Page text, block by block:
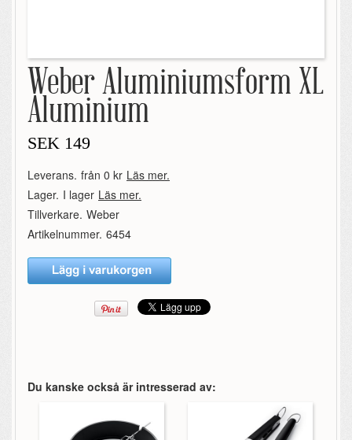
Weber Aluminiumsform XL
Aluminium
SEK 149
Leverans. från 0 kr Läs mer.
Lager. I lager Läs mer.
Tillverkare. Weber
Artikelnummer. 6454
Du kanske också är intresserad av: